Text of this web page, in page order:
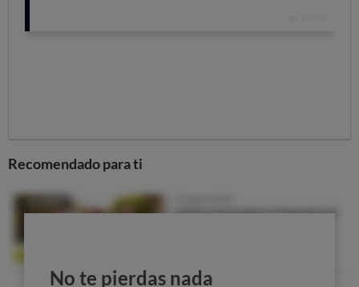
medicamento más antiguo, cuyo principio activo es muy
uso durante años ha puesto de manifiesto que ambos
para el tratamiento de la degeneración macular.
abismal. Mientras el coste anual de un paciente tratado
Recomendado para ti
No te pierdas nada